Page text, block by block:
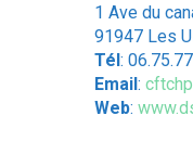
1 Ave du
91947 Les
Tél:
Email:
Web: